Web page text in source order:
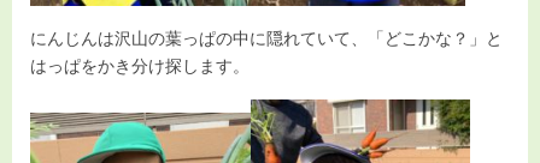
にんじんは沢山の葉っぱの中に隠れていて、「どこかな？」と
はっぱをかき分け探します。